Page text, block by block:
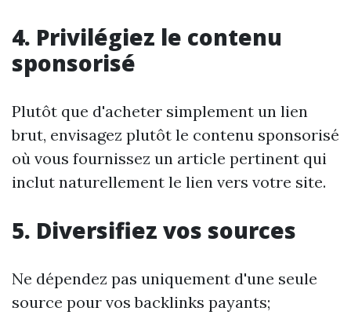
4. Privilégiez le contenu
sponsorisé
Plutôt que d'acheter simplement un lien
brut, envisagez plutôt le contenu sponsorisé
où vous fournissez un article pertinent qui
inclut naturellement le lien vers votre site.
5. Diversifiez vos sources
Ne dépendez pas uniquement d'une seule
source pour vos backlinks payants;